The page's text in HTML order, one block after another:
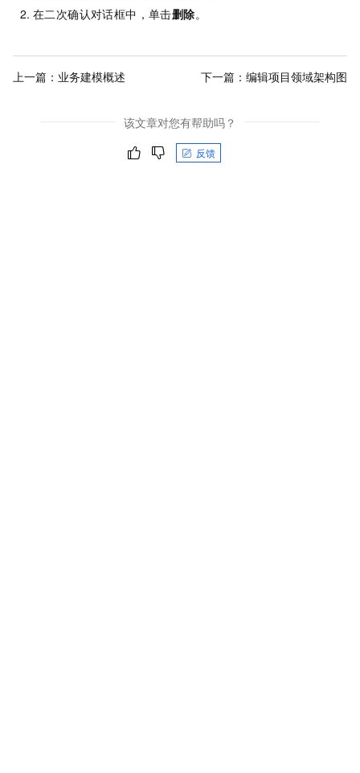
在二次确认对话框中，单击删除。
上一篇： 业务建模概述 下一篇： 编辑项目领域架构图
该文章对您有帮助吗？
反馈